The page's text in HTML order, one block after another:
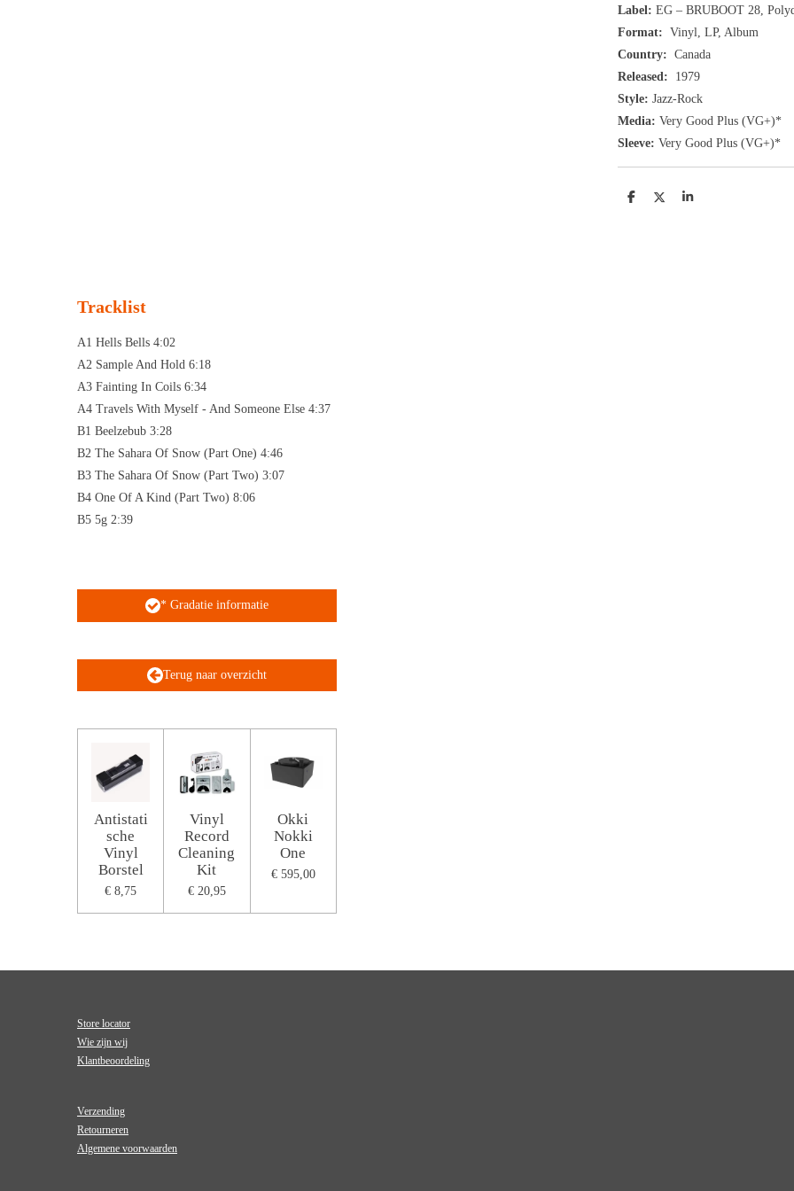
Label: EG ‎– BRUBOOT 28,
Format: Vinyl, LP, Album
Country: Canada
Released: 1979
Style: Jazz-Rock
Media: Very Good Plus (VG+)*
Sleeve: Very Good Plus (VG+)*
D
D
S
Tracklist
A1 Hells Bells 4:02
A2 Sample And Hold 6:18
A3 Fainting In Coils 6:34
A4 Travels With Myself - And Someone Else 4:37
B1 Beelzebub 3:28
B2 The Sahara Of Snow (Part One) 4:46
B3 The Sahara Of Snow (Part Two) 3:07
B4 One Of A Kind (Part Two) 8:06
B5 5g 2:39
* Gradatie informatie
Terug naar overzicht
Antistati
sche
Vinyl
Borstel
€ 8,75
Vinyl
Record
Cleaning
Kit
€ 20,95
Okki
Nokki
One
€ 595,00
Store locator
Wie zijn wij
Klantbeoordeling
Verzending
Retourneren
Algemene voorwaarden